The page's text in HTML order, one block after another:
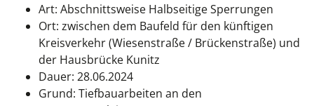
Art: Abschnittsweise Halbseitige Sperrungen
Ort: zwischen dem Baufeld für den künftigen
Kreisverkehr (Wiesenstraße / Brückenstraße) und
der Hausbrücke Kunitz
Dauer: 28.06.2024
Grund: Tiefbauarbeiten an den